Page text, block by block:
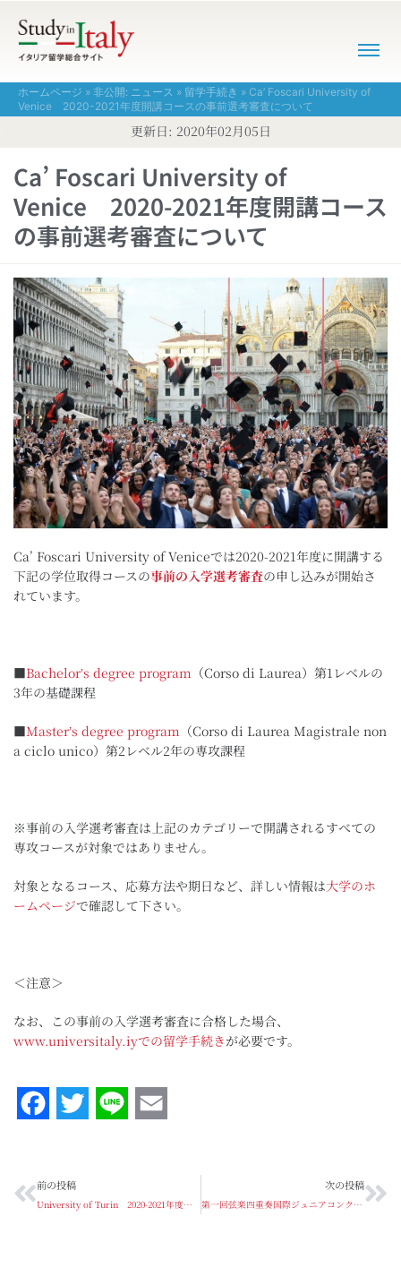
ホームページ » 非公開: ニュース » 留学手続き » Ca’ Foscari University of
Venice 2020-2021年度開講コースの事前選考審査について
更新日: 2020年02月05日
Ca’ Foscari University of
Venice 2020-2021年度開講コース
の事前選考審査について
Ca’ Foscari University of Veniceでは2020-2021年度に開講する
下記の学位取得コースの事前の入学選考審査の申し込みが開始さ
れています。
■Bachelorʼs degree program （Corso di Laurea）第1レベルの
3年の基礎課程
■Masterʼs degree program （Corso di Laurea Magistrale non
a ciclo unico）第2レベル2年の専攻課程
※事前の入学選考審査は上記のカテゴリーで開講されるすべての
専攻コースが対象ではありません。
対象となるコース、応募方法や期日など、詳しい情報は大学のホ
ームページで確認して下さい。
＜注意＞
なお、この事前の入学選考審査に合格した場合、
www.universitaly.iyでの留学手続きが必要です。
Facebook
Twitter Line
前の投稿
University of Turin 2020-2021年度開講コースの事前選考審査について
次の投稿
第一回弦楽四重奏国際ジュニアコンクール 参加者募集